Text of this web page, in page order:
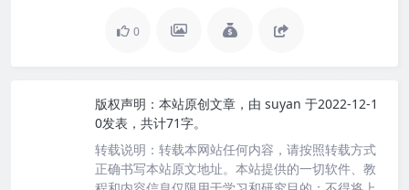
0
版权声明： 本站原创文章，由 suyan 于2022-12-1
0发表，共计71字。
转载说明： 转载本网站任何内容，请按照转载方式
正确书写本站原文地址。本站提供的一切软件、教